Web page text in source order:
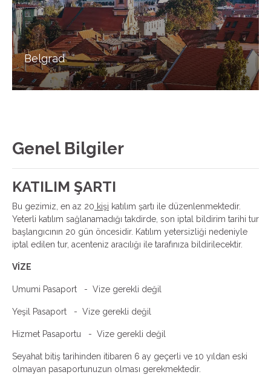
Belgrad
Genel Bilgiler
KATILIM ŞARTI
Bu gezimiz, en az 20 kişi katılım şartı ile düzenlenmektedir.
Yeterli katılım sağlanamadığı takdirde, son iptal bildirim tarihi tur
başlangıcının 20 gün öncesidir. Katılım yetersizliği nedeniyle
iptal edilen tur, acenteniz aracılığı ile tarafınıza bildirilecektir.
VİZE
Umumi Pasaport - Vize gerekli değil
Yeşil Pasaport - Vize gerekli değil
Hizmet Pasaportu - Vize gerekli değil
Seyahat bitiş tarihinden itibaren 6 ay geçerli ve 10 yıldan eski
olmayan pasaportunuzun olması gerekmektedir.